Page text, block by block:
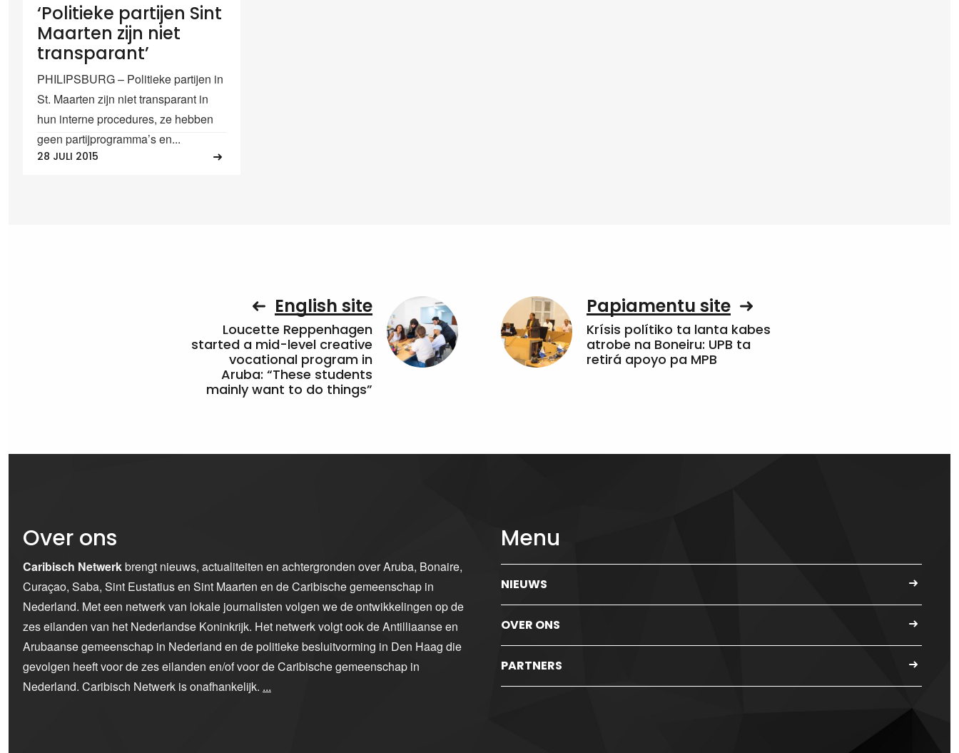
‘Politieke partijen Sint
Maarten zijn niet
transparant’
PHILIPSBURG – Politieke partijen in
St. Maarten zijn niet transparant in
hun interne procedures, ze hebben
geen partijprogramma’s en...
28 JULI 2015
English site
Loucette Reppenhagen
started a mid-level creative
vocational program in
Aruba: “These students
mainly want to do things”
Papiamentu site
Krísis polítiko ta lanta kabes
atrobe na Boneiru: UPB ta
retirá apoyo pa MPB
Over ons
Caribisch Netwerkbrengt nieuws, actualiteiten en achtergronden over Aruba, Bonaire,
Curaçao, Saba, Sint Eustatius en Sint Maarten en de Caribische gemeenschap in
Nederland. Met een netwerk van lokale journalisten volgen we de ontwikkelingen op de
zes eilanden van het Nederlandse Koninkrijk. Het netwerk volgt ook de Antilliaanse en
Arubaanse gemeenschap in Nederland en de politieke besluitvorming in Den Haag die
gevolgen heeft voor de zes eilanden en/of voor de Caribische gemeenschap in
Nederland. Caribisch Netwerk is onafhankelijk. ...
Menu
NIEUWS
OVER ONS
PARTNERS